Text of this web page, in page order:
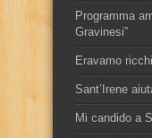
Programma
Gravinesi”
Eravamo ricchi
Sant’Irene
Mi candido a